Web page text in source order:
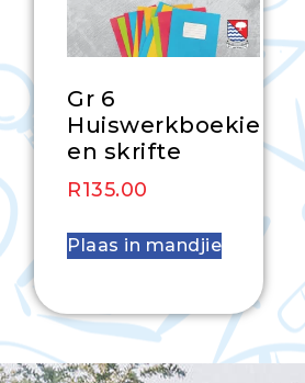
Gr 6
Huiswerkboekie
en skrifte
R135.00
Plaas in mandjie